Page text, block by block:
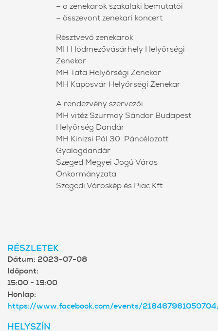
– a zenekarok szakalaki bemutatói
– összevont zenekari koncert
Résztvevő zenekarok
MH Hódmezővásárhely Helyőrségi
Zenekar
MH Tata Helyőrségi Zenekar
MH Kaposvár Helyőrségi Zenekar
A rendezvény szervezői
MH vitéz Szurmay Sándor Budapest
Helyőrség Dandár
MH Kinizsi Pál 30. Páncélozott
Gyalogdandár
Szeged Megyei Jogú Város
Önkormányzata
Szegedi Városkép és Piac Kft.
RÉSZLETEK
Dátum: 2023-07-08
Időpont:
15:00 - 19:00
Honlap:
https://www.facebook.com/events/
HELYSZÍN